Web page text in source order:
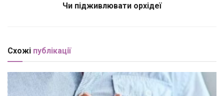
Чи підживлювати орхідеї
Схожі публікації